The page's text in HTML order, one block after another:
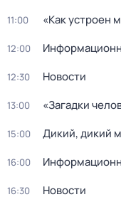
11:00 «Как устроен
12:00
12:30 Новости
13:00 «Загадки
15:00 Дикий, дикий
16:00
16:30 Новости